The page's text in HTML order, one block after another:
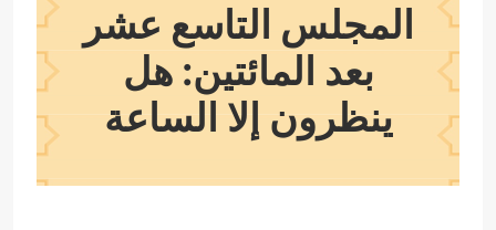
المجلس التاسع عشر
بعد المائتين: هل
ينظرون إلا الساعة